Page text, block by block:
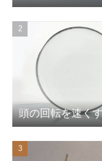
頭の回転を速く